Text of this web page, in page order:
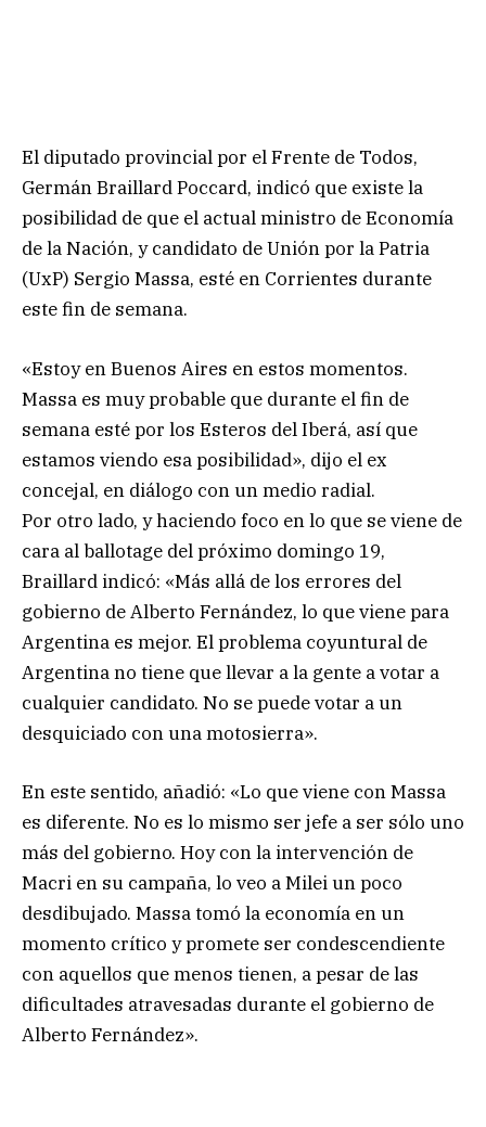
El diputado provincial por el Frente de Todos,
Germán Braillard Poccard, indicó que existe la
posibilidad de que el actual ministro de Economía
de la Nación, y candidato de Unión por la Patria
(UxP) Sergio Massa, esté en Corrientes durante
este fin de semana.
«Estoy en Buenos Aires en estos momentos.
Massa es muy probable que durante el fin de
semana esté por los Esteros del Iberá, así que
estamos viendo esa posibilidad», dijo el ex
concejal, en diálogo con un medio radial.
Por otro lado, y haciendo foco en lo que se viene de
cara al ballotage del próximo domingo 19,
Braillard indicó: «Más allá de los errores del
gobierno de Alberto Fernández, lo que viene para
Argentina es mejor. El problema coyuntural de
Argentina no tiene que llevar a la gente a votar a
cualquier candidato. No se puede votar a un
desquiciado con una motosierra».
En este sentido, añadió: «Lo que viene con Massa
es diferente. No es lo mismo ser jefe a ser sólo uno
más del gobierno. Hoy con la intervención de
Macri en su campaña, lo veo a Milei un poco
desdibujado. Massa tomó la economía en un
momento crítico y promete ser condescendiente
con aquellos que menos tienen, a pesar de las
dificultades atravesadas durante el gobierno de
Alberto Fernández».